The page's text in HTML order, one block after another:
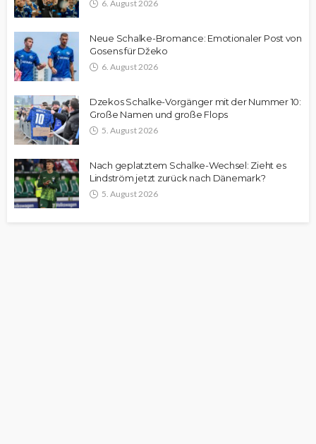
6. August 2026
Neue Schalke-Bromance: Emotionaler Post von
Gosens für Džeko
6. August 2026
Dzekos Schalke-Vorgänger mit der Nummer 10:
Große Namen und große Flops
5. August 2026
Nach geplatztem Schalke-Wechsel: Zieht es
Lindström jetzt zurück nach Dänemark?
5. August 2026